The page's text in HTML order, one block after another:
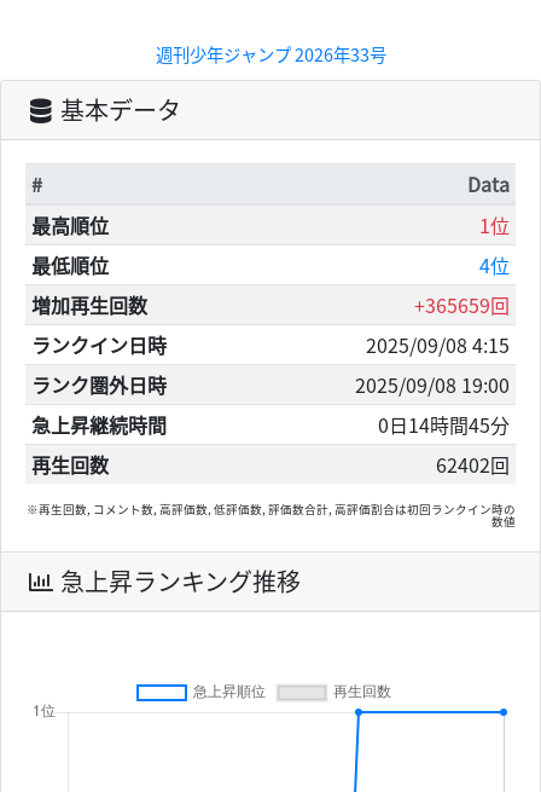
週刊少年ジャンプ 2026年33号
基本データ
#
Data
最高順位
1位
最低順位
4位
増加再生回数
+365659回
ランクイン日時
2025/09/08 4:15
ランク圏外日時
2025/09/08 19:00
急上昇継続時間
0日14時間45分
再生回数
62402回
※再生回数, コメント数, 高評価数, 低評価数, 評価数合計, 高評価割合は初回ランクイン時の
数値
急上昇ランキング推移